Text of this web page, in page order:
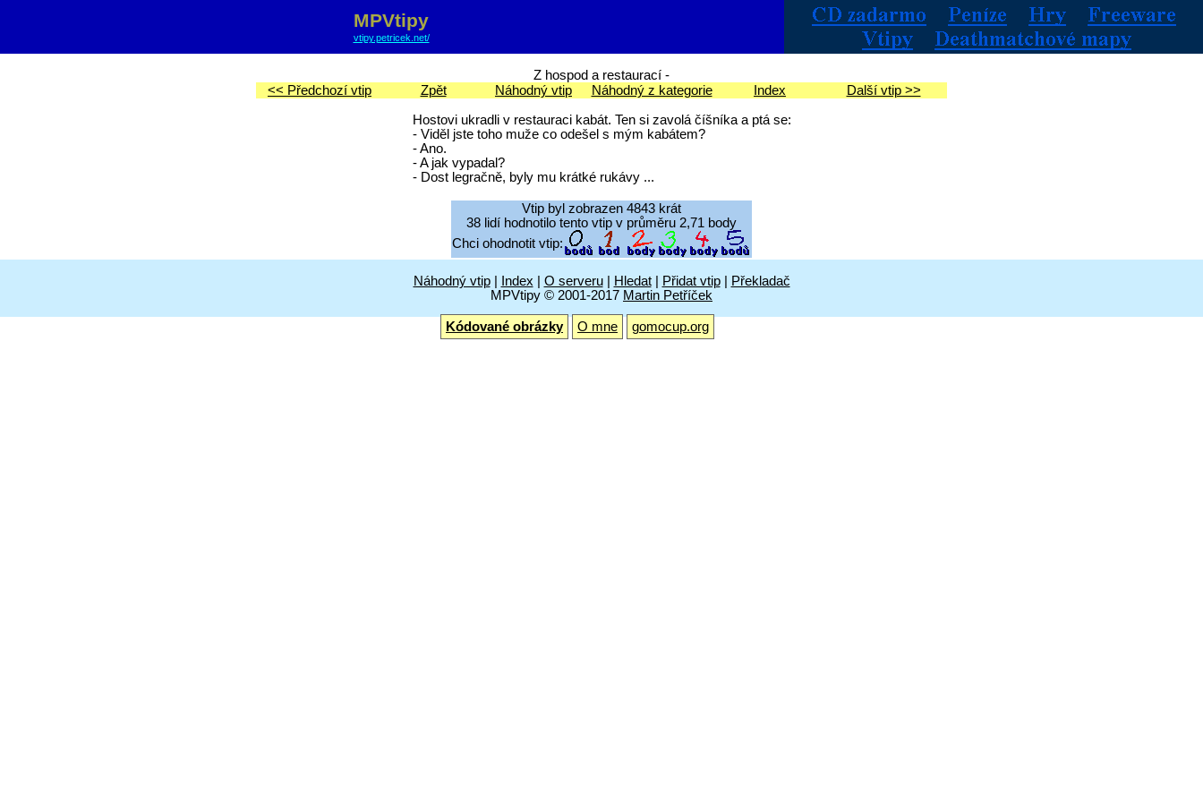
MPVtipy
vtipy.petricek.net/
Z hospod a restaurací -
<< Předchozí vtip
Zpět Náhodný vtip Náhodný z kategorie Index Další vtip >>
Hostovi ukradli v restauraci kabát. Ten si zavolá číšníka a ptá se:
- Viděl jste toho muže co odešel s mým kabátem?
- Ano.
- A jak vypadal?
- Dost legračně, byly mu krátké rukávy ...
Vtip byl zobrazen 4843 krát
38 lidí hodnotilo tento vtip v průměru 2,71 body
Chci ohodnotit vtip:
Náhodný vtip| Index O serveru| Hledat| Přidat vtip|
Překladač
MPVtipy © 2001-2017 Martin Petříček
Kódované obrázky O mne gomocup.org